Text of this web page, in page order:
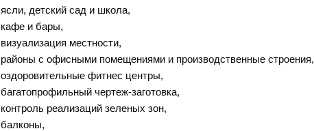
ясли, детский сад и школа,
кафе и бары,
визуализация местности,
районы с офисными помещениями и производственные строения,
оздоровительные фитнес центры,
багатопрофильный чертеж-заготовка,
контроль реализаций зеленых зон,
балконы,